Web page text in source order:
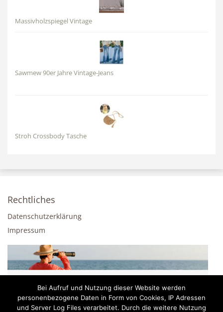
Massivholzspiegel Vintage
Sawmew 90er Jahre Vintage-Jeans
Stroh Crossbody Tasche
Rechtliches
Datenschutzerklärung
Impressum
Bei Aufruf und Nutzung dieser Website werden
personenbezogene Daten in Form von Cookies, IP Adressen
und Server Log Files verarbeitet. Durch die weitere Nutzung